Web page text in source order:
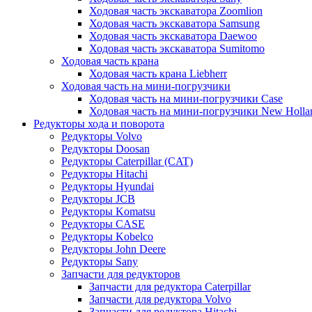
Ходовая часть экскаватора Zoomlion
Ходовая часть экскаватора Samsung
Ходовая часть экскаватора Daewoo
Ходовая часть экскаватора Sumitomo
Ходовая часть крана
Ходовая часть крана Liebherr
Ходовая часть на мини-погрузчики
Ходовая часть на мини-погрузчики Case
Ходовая часть на мини-погрузчики New
Редукторы хода и поворота
Редукторы Volvo
Редукторы Doosan
Редукторы Caterpillar (CAT)
Редукторы Hitachi
Редукторы Hyundai
Редукторы JCB
Редукторы Komatsu
Редукторы CASE
Редукторы Kobelco
Редукторы John Deere
Редукторы Sany
Запчасти для редукторов
Запчасти для редуктора Caterpillar
Запчасти для редуктора Volvo